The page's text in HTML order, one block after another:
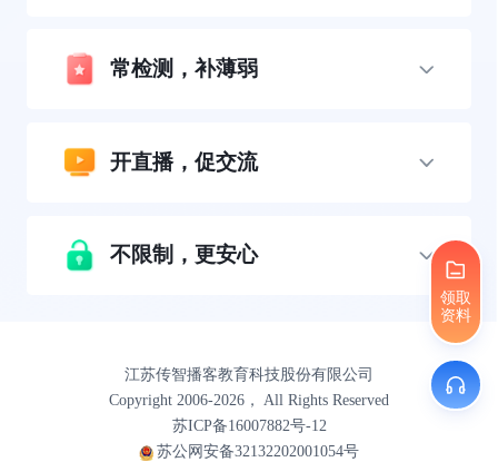
领取
资料
常检测，补薄弱
开直播，促交流
不限制，更安心
江苏传智播客教育科技股份有限公司
Copyright 2006-2026， All Rights Reserved
苏ICP备16007882号-12
苏公网安备32132202001054号